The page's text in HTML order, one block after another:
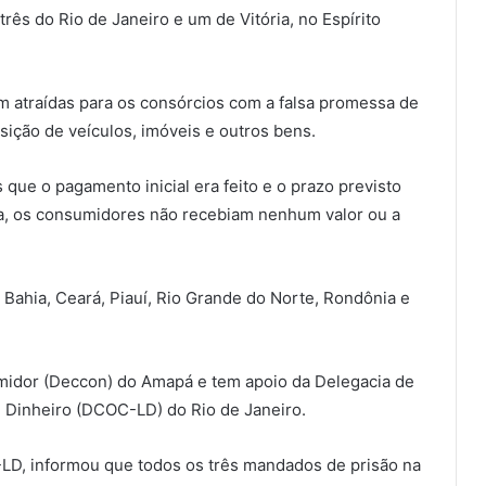
do Rio de Janeiro e um de Vitória, no Espírito
atraídas para os consórcios com a falsa promessa de
de veículos, imóveis e outros bens.
o pagamento inicial era feito e o prazo previsto
os consumidores não recebiam nenhum valor ou a
Ceará, Piauí, Rio Grande do Norte, Rondônia e
(Deccon) do Amapá e tem apoio da Delegacia de
(DCOC-LD) do Rio de Janeiro.
informou que todos os três mandados de prisão na